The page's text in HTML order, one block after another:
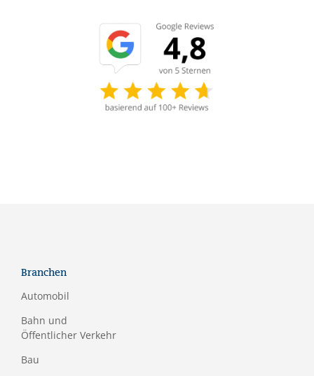
Branchen
Automobil
Bahn und
Öffentlicher Verkehr
Bau